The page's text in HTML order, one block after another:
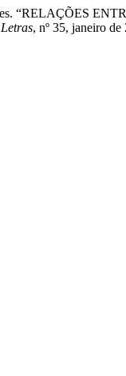
“RELAÇÕES
, nº 35, janeiro